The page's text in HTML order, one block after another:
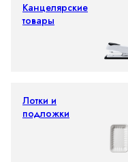
Канцелярские
товары
Лотки и
подложки